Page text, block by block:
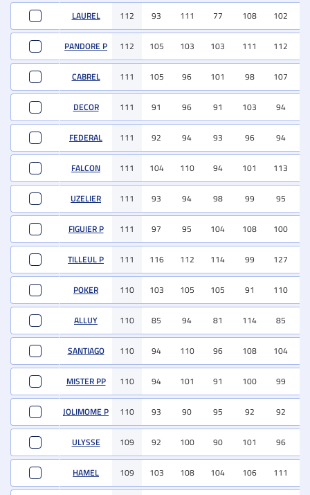
LAUREL 112 93 111 77 108 102
PANDORE P 112 105 103 103 111 112
CABREL 111 105 96 101 98 107
DECOR 111 91 96 91 103 94
FEDERAL 111 92 94 93 96 94
FALCON 111 104 110 94 101 113
UZELIER 111 93 94 98 99 95
FIGUIER P 111 97 95 104 108 100
TILLEUL P 111 116 112 114 99 127
POKER 110 103 105 105 91 110
ALLUY 110 85 94 81 114 85
SANTIAGO 110 94 110 96 108 104
MISTER PP 110 94 101 91 100 99
JOLIMOME P 110 93 90 95 92 92
ULYSSE 109 92 100 90 101 96
HAMEL 109 103 108 104 106 111